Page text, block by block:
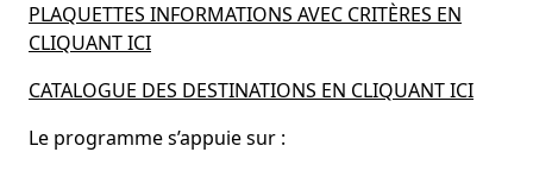
PLAQUETTES INFORMATIONS AVEC CRITÈRES EN
CLIQUANT ICI
CATALOGUE DES DESTINATIONS EN CLIQUANT ICI
Le programme s’appuie sur :